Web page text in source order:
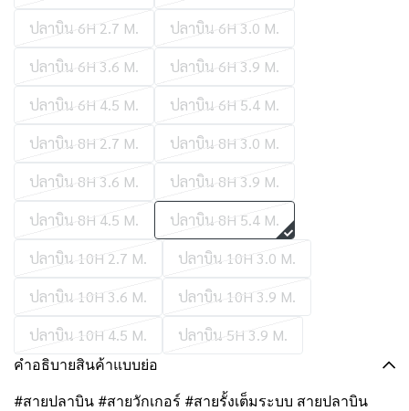
ปลาบิน 6H 2.7 M.
ปลาบิน 6H 3.0 M.
ปลาบิน 6H 3.6 M.
ปลาบิน 6H 3.9 M.
ปลาบิน 6H 4.5 M.
ปลาบิน 6H 5.4 M.
ปลาบิน 8H 2.7 M.
ปลาบิน 8H 3.0 M.
ปลาบิน 8H 3.6 M.
ปลาบิน 8H 3.9 M.
ปลาบิน 8H 4.5 M.
ปลาบิน 8H 5.4 M.
ปลาบิน 10H 2.7 M.
ปลาบิน 10H 3.0 M.
ปลาบิน 10H 3.6 M.
ปลาบิน 10H 3.9 M.
ปลาบิน 10H 4.5 M.
ปลาบิน 5H 3.9 M.
คำอธิบายสินค้าแบบย่อ
#สายปลาบิน #สายวักเกอร์ #สายรั้งเต็มระบบ สายปลาบิน